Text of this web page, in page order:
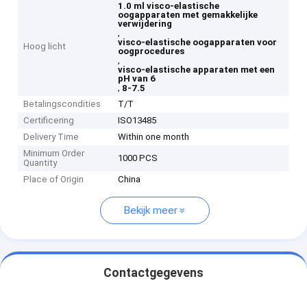
Hoog licht
1.0 ml visco-elastische
oogapparaten met gemakkelijke
verwijdering
,
visco-elastische oogapparaten voor
oogprocedures
,
visco-elastische apparaten met een
pH van 6
, 8-7.5
Betalingscondities
T/T
Certificering
ISO13485
Delivery Time
Within one month
Minimum Order
Quantity
1000 PCS
Place of Origin China
Bekijk meer
Contactgegevens